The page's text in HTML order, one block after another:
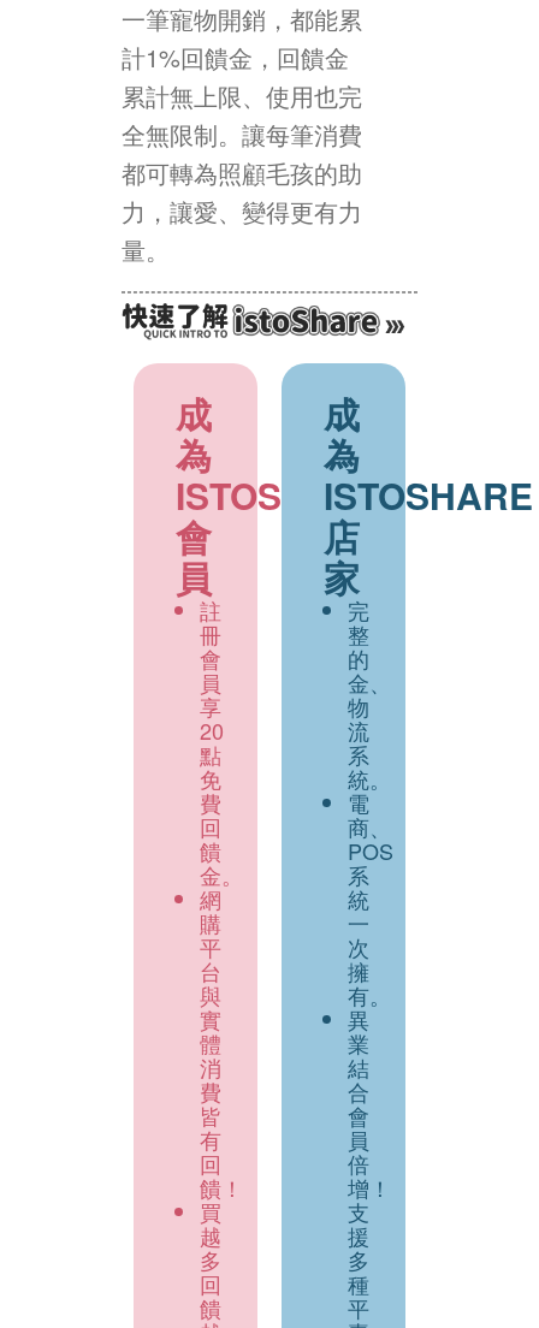
一筆寵物開銷，都能累
計1%回饋金，回饋金
累計無上限、使用也完
全無限制。讓每筆消費
都可轉為照顧毛孩的助
力，讓愛、變得更有力
量。
成
為
ISTOSHARE
會
員
註
冊
會
員
享
20
點
免
費
回
饋
金。
網
購
平
台
與
實
體
消
費
皆
有
回
饋！
買
越
多
回
饋
成
為
ISTOSHARE
店
家
完
整
的
金、
物
流
系
統。
電
商、
POS
系
統
一
次
擁
有。
異
業
結
合
會
員
倍
增！
支
援
多
種
平